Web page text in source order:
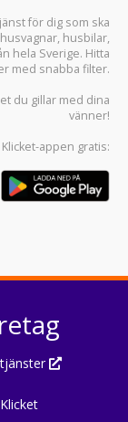
för dig som ska
husvagnar, husbilar,
hela Sverige. Hitta
med snabba filter.
du gillar med dina
vänner!
Klicket-appen gratis: